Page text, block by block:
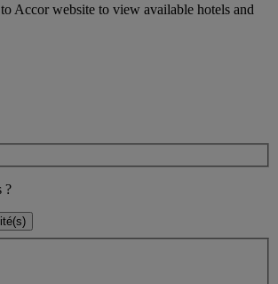
Accor website to view available hotels and
?